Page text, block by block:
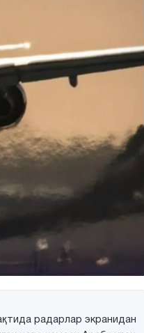
радарлар экранидан